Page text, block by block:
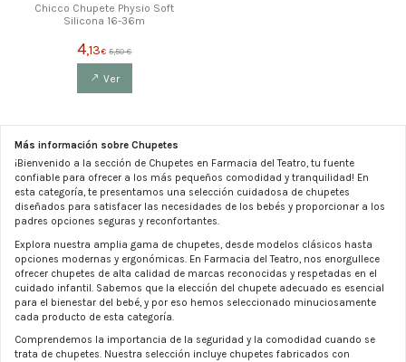
Chicco Chupete Physio Soft
Silicona 16-36m
4,13€ 5,50 €
Ver
Más información sobre Chupetes
¡Bienvenido a la sección de Chupetes en Farmacia del Teatro, tu fuente
confiable para ofrecer a los más pequeños comodidad y tranquilidad! En
esta categoría, te presentamos una selección cuidadosa de chupetes
diseñados para satisfacer las necesidades de los bebés y proporcionar a los
padres opciones seguras y reconfortantes.
Explora nuestra amplia gama de chupetes, desde modelos clásicos hasta
opciones modernas y ergonómicas. En Farmacia del Teatro, nos enorgullece
ofrecer chupetes de alta calidad de marcas reconocidas y respetadas en el
cuidado infantil. Sabemos que la elección del chupete adecuado es esencial
para el bienestar del bebé, y por eso hemos seleccionado minuciosamente
cada producto de esta categoría.
Comprendemos la importancia de la seguridad y la comodidad cuando se
trata de chupetes. Nuestra selección incluye chupetes fabricados con